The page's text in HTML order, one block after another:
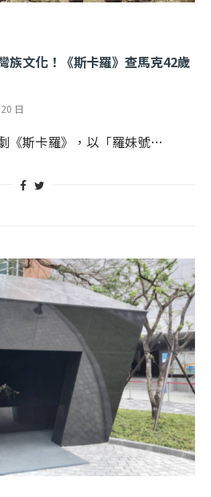
族文化！《斯卡羅》查馬克42歲
日
《斯卡羅》，以「羅妹號…